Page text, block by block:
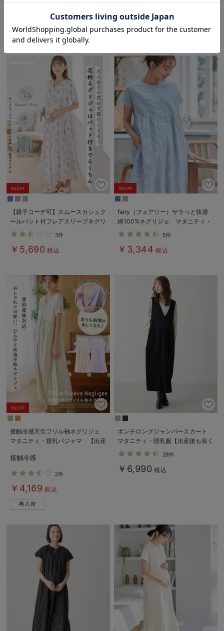
税込
￥3,990
5%OFF
【親子コーデ可】スムースカシュク
ールパット付フレアスリーブネグリ
ジェ マタニティ・産後授乳服【出
産後も長く着れる】
3件
￥5,690 税込
5%OFF
fairy（フェアリー）サラっと快適
綿100%ネグリジェ マタニティ・
産後授乳パジャマ【出産後も長く使
5件
￥3,344 税込
5%OFF
接触冷感天竺フリル袖ネグリジェ
マタニティ・授乳パジャマ 【出産
Rosemadame（ローズマダム）
接触冷感
2件
￥4,169 税込
ポンチロングジャンパースカート
マタニティ・授乳服【出産後も長く
使える】
28件
￥6,990 税込
お気に入り商品を確認する